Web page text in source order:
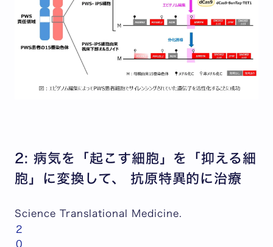
2: 病気を「起こす細胞」を「抑える細
胞」に変換して、 抗原特異的に治療
Science Translational Medicine.
2
0